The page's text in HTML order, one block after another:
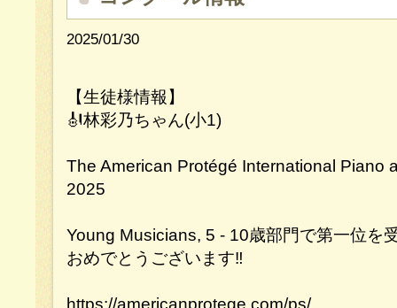
2025/01/30
【生徒様情報】
🎻林彩乃ちゃん(小1)
The American Protégé International Piano
2025
Young Musicians, 5 - 10歳部門で第一位を
おめでとうございます‼️
https://americanprotege.com/ps/